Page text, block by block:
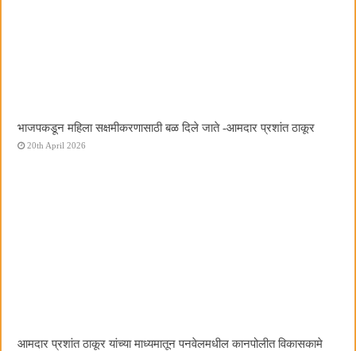
भाजपकडून महिला सक्षमीकरणासाठी बळ दिले जाते -आमदार प्रशांत ठाकूर
20th April 2026
आमदार प्रशांत ठाकूर यांच्या माध्यमातून पनवेलमधील कानपोलीत विकासकामे